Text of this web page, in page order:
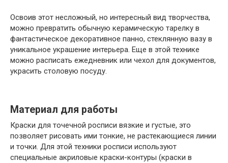
Освоив этот несложный, но интересный вид творчества,
можно превратить обычную керамическую тарелку в
фантастическое декоративное панно, стеклянную вазу в
уникальное украшение интерьера. Еще в этой технике
можно расписать ежедневник или чехол для документов,
украсить столовую посуду.
Материал для работы
Краски для точечной росписи вязкие и густые, это
позволяет рисовать ими тонкие, не растекающиеся линии
и точки. Для этой техники росписи используют
специальные акриловые краски-контуры (краски в